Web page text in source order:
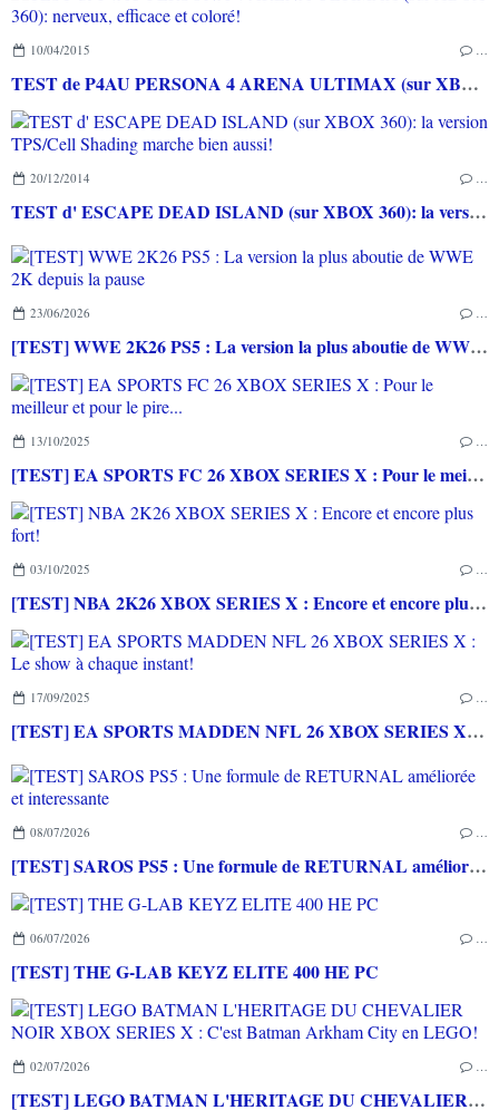
10/04/2015
TEST de P4AU PERSONA 4 ARENA ULTIMAX (sur XBOX 360): nerveux, efficace et coloré!
20/12/2014
TEST d' ESCAPE DEAD ISLAND (sur XBOX 360): la version TPS/Cell Shading marche bien aussi!
23/06/2026
[TEST] WWE 2K26 PS5 : La version la plus aboutie de WWE 2K depuis la pause
13/10/2025
[TEST] EA SPORTS FC 26 XBOX SERIES X : Pour le meilleur et pour le pire...
03/10/2025
[TEST] NBA 2K26 XBOX SERIES X : Encore et encore plus fort!
17/09/2025
[TEST] EA SPORTS MADDEN NFL 26 XBOX SERIES X : Le show à chaque instant!
08/07/2026
[TEST] SAROS PS5 : Une formule de RETURNAL améliorée et interessante
06/07/2026
[TEST] THE G-LAB KEYZ ELITE 400 HE PC
02/07/2026
[TEST] LEGO BATMAN L'HERITAGE DU CHEVALIER NOIR XBOX SERIES X : C'est Batman Arkham City en LEGO!